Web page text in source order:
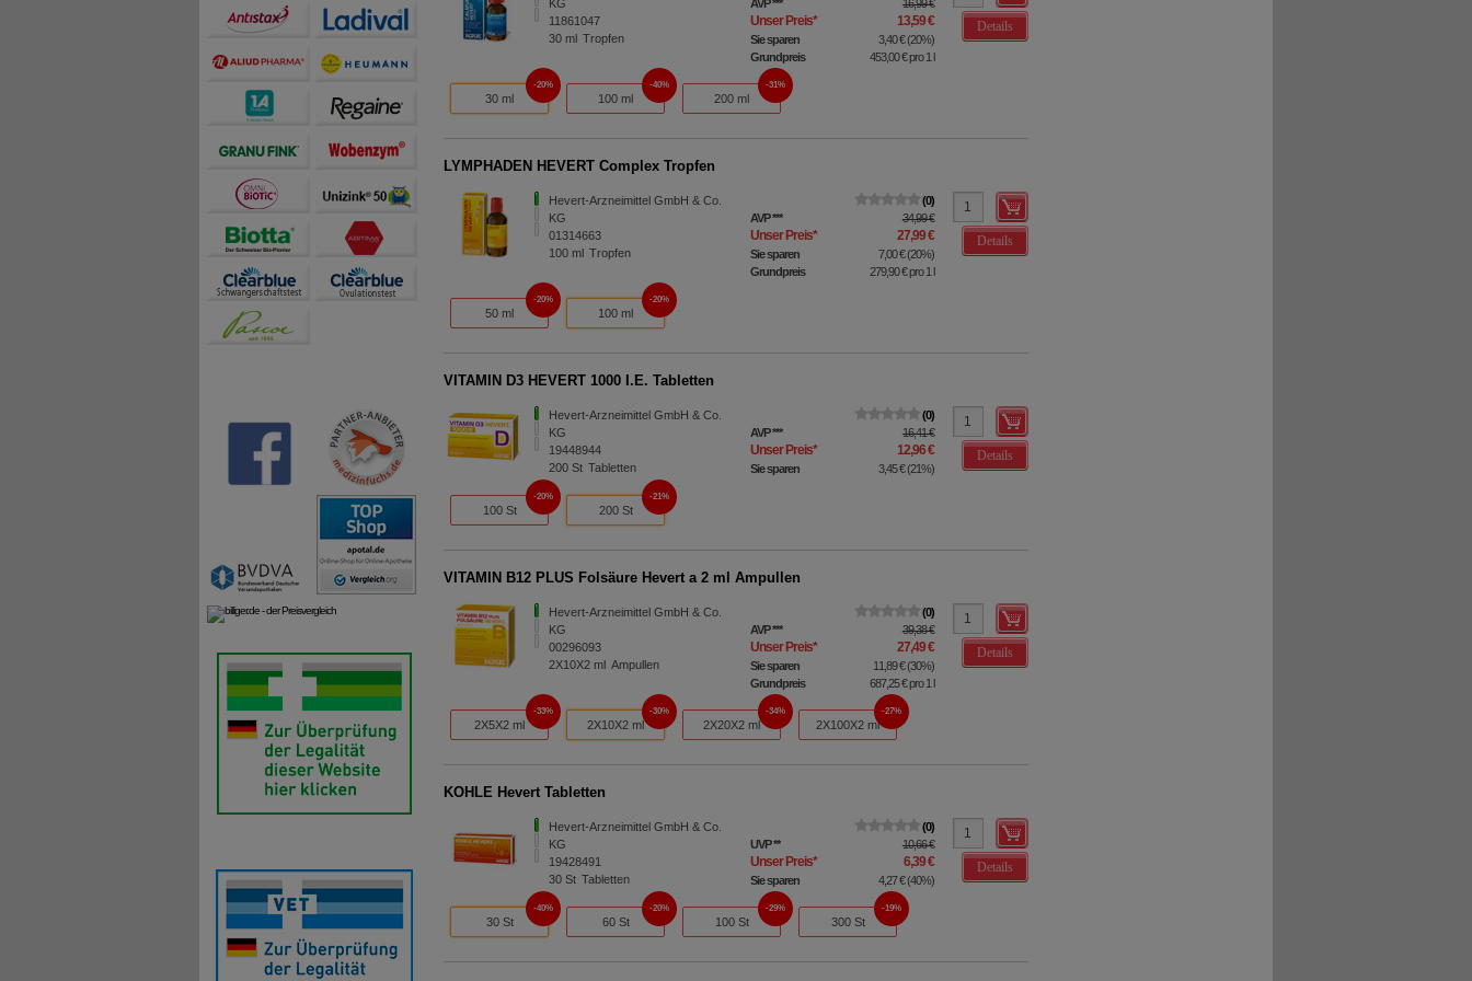
KG
11861047
30 ml Tropfen
AVP*** 16,99 €
Unser Preis* 13,59 €
Sie sparen 3,40 €(20%)
Grundpreis
453,00 €pro 1 l
Details
30 ml
20%
100 ml
40%
200 ml
31%
LYMPHADEN HEVERT Complex Tropfen
Hevert-Arzneimittel GmbH & Co.
KG
01314663
100 ml Tropfen
0
AVP*** 34,99 €
Unser Preis* 27,99 €
Sie sparen 7,00 €(20%)
Grundpreis
279,90 €pro 1 l
Details
50 ml
20%
100 ml
20%
VITAMIN D3 HEVERT 1000 I.E. Tabletten
Hevert-Arzneimittel GmbH & Co.
KG
19448944
200St Tabletten
0
AVP*** 16,41 €
Unser Preis* 12,96 €
Sie sparen 3,45 €(21%)
Details
100 St
20%
200 St
21%
VITAMIN B12 PLUS Folsäure Hevert a 2 ml Ampullen
Hevert-Arzneimittel GmbH & Co.
KG
00296093
2X10X2 ml Ampullen
0
AVP*** 39,38 €
Unser Preis* 27,49 €
Sie sparen 11,89 €(30%)
Grundpreis
687,25 €pro 1 l
Details
2X5X2 ml
33%
2X10X2 ml
30%
2X20X2 ml
34%
2X100X2 ml
27%
KOHLE Hevert Tabletten
Hevert-Arzneimittel GmbH & Co.
KG
19428491
30St Tabletten
0
UVP** 10,66 €
Unser Preis* 6,39 €
Sie sparen 4,27 €(40%)
Details
30 St
40%
60 St
20%
100 St
29%
300 St
19%